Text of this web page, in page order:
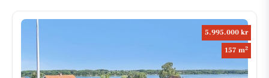
5.995.000 kr
157 m2